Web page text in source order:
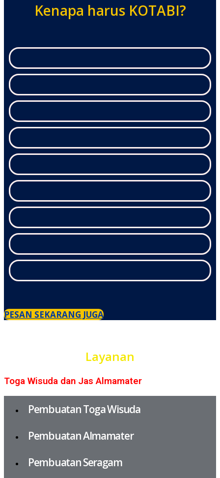
Kenapa harus KOTABI?
PESAN SEKARANG JUGA
Layanan
Toga Wisuda dan Jas Almamater
Pembuatan Toga Wisuda
Pembuatan Almamater
Pembuatan Seragam